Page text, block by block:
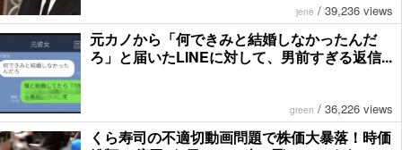
jene / 39,236 views
元カノから「何できみと結婚しなかったんだ
ろ」と届いたLINEに対して、男前すぎる返信...
green / 36,226 views
くら寿司の不適切動画問題で株価大暴落！時価